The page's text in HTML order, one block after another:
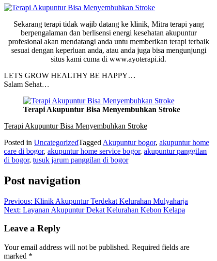
Sekarang terapi tidak wajib datang ke klinik, Mitra terapi yang
berpengalaman dan berlisensi energi kesehatan akupuntur
profesional akan mendatangi anda untu memberikan terapi terbaik
sesuai dengan keperluan anda, atau anda juga bisa mengunjungi
situs kami cuma di www.ayoterapi.id.
LETS GROW HEALTHY BE HAPPY…
Salam Sehat…
Terapi Akupuntur Bisa Menyembuhkan Stroke
Terapi Akupuntur Bisa Menyembuhkan Stroke
Posted in UncategorizedTagged Akupuntur bogor, akupuntur home
care di bogor, akupuntur home service bogor, akupuntur panggilan
di bogor, tusuk jarum panggilan di bogor
Post navigation
Previous: Klinik Akupuntur Terdekat Kelurahan Mulyaharja
Next: Layanan Akupuntur Dekat Kelurahan Kebon Kelapa
Leave a Reply
Your email address will not be published. Required fields are
marked *